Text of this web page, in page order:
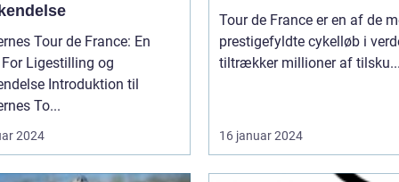
Tour de France: En
Ligestilling og
til
To...
2024
Tour de France er en af de
prestigefyldte cykelløb i
tiltrækker millioner af
16 januar 2024